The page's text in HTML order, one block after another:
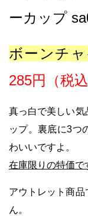
ーカップ
ボーンチャ
285円（税込
真っ白で美しい気
ップ。裏底に3つ
わいいですよ。
在庫限りの特価で
アウトレット商
ん。